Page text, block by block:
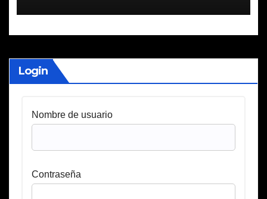
Login
Nombre de usuario
Contraseña